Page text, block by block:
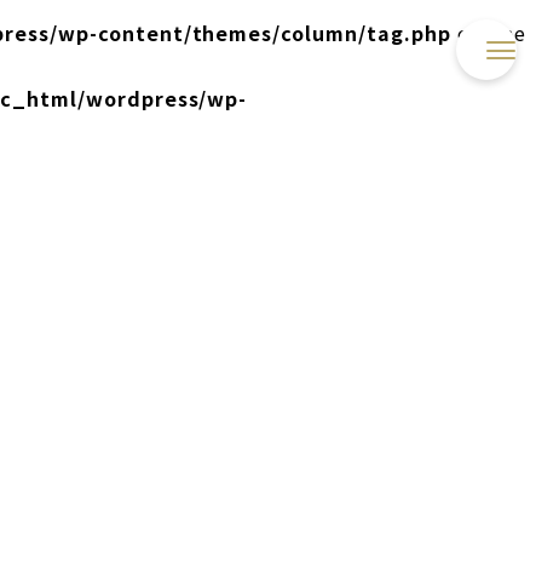
wp-content/themes/column/tag.php on line
wordpress/wp-